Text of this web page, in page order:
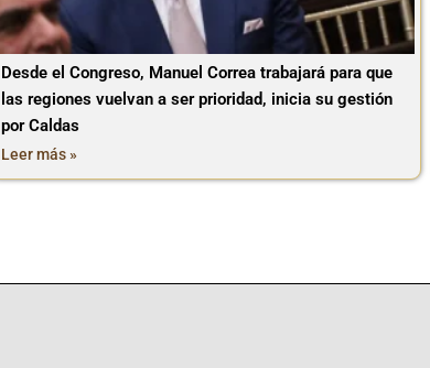
Desde el Congreso, Manuel Correa trabajará para que
las regiones vuelvan a ser prioridad, inicia su gestión
por Caldas
Leer más »